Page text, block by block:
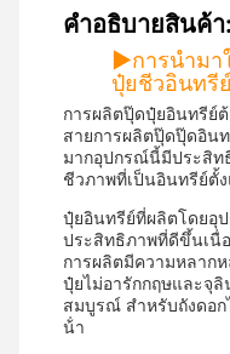
คําอธิบายสินค้า:
▶การนํามา
ปุ๋ยชีวอินทรี
การผลิตปุ๊ดปุ๋ยอินทรีย์
สายการผลิตปุ๊ดปุ๊ดอิน
มากอุปกรณ์นี้มีประสิท
ชีวภาพที่เป็นอินทรีย์ตั้
ปุ๋ยอินทรีย์ที่ผลิตโดยอุ
ประสิทธิภาพที่ดีขึ้นเนื่
การผลิตมีความหลาก
ปุ๋ยไม่อารักกฤษและจุ
สมบูรณ์ สําหรับถังดอ
น้ํา